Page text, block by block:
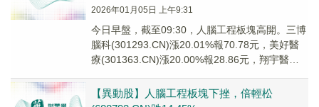
2026年01月05日 上午9:31
今日早盤，截至09:30，人腦工程板塊高開。三博
腦科(301293.CN)漲20.01%報70.78元，美好醫
療(301363.CN)漲20.00%報28.86元，翔宇醫療
【異動股】人腦工程板塊下挫，倍輕松